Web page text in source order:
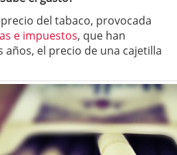
del tabaco, provocada
e impuestos, que han
el precio de una cajetilla